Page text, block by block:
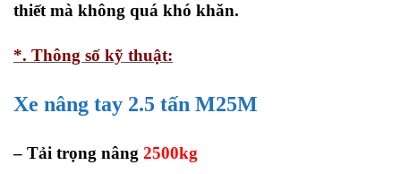
thiết mà không quá khó khăn.
*. Thông số kỹ thuật:
Xe nâng tay 2.5 tấn M25M
– Tải trọng nâng 2500kg